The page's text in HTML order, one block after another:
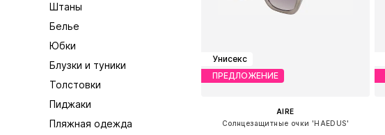
Штаны
Белье
Юбки
Блузки и туники
Толстовки
Пиджаки
Пляжная одежда
Унисекс
ПРЕДЛОЖЕНИЕ
AIRE
Солнцезащитные очки 'HAEDUS'